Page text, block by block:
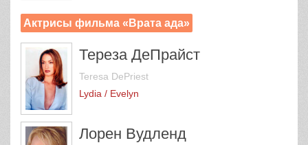
Актрисы фильма «Врата ада»
Тереза ДеПрайст
Teresa DePriest
Lydia / Evelyn
Лорен Вудленд